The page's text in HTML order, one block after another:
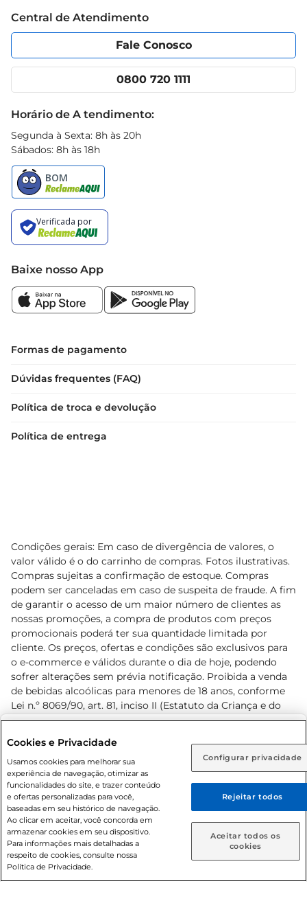
Rio de Janeiro (RJ) Goiás (GO)
Ou
Caso queira comprar online, informe como deseja receber
suas compras:
Entrega em casa Retire em Loja
Política de Privacidade
Portal do fornecedor
Cencosud Media
Código de Ética
App Prezunic
Central de Atendimento
Fale Conosco
0800 720 1111
Horário de A tendimento:
Segunda à Sexta: 8h às 20h
Sábados: 8h às 18h
Baixe nosso App
Formas de pagamento
Dúvidas frequentes (FAQ)
Política de troca e devolução
Política de entrega
Condições gerais: Em caso de divergência de valores, o
valor válido é o do carrinho de compras. Fotos ilustrativas.
Compras sujeitas a confirmação de estoque. Compras
podem ser canceladas em caso de suspeita de fraude. A fim
de garantir o acesso de um maior número de clientes as
nossas promoções, a compra de produtos com preços
promocionais poderá ter sua quantidade limitada por
cliente. Os preços, ofertas e condições são exclusivos para
o e-commerce e válidos durante o dia de hoje, podendo
sofrer alterações sem prévia notificação. Proibida a venda
de bebidas alcoólicas para menores de 18 anos, conforme
Lei n.º 8069/90, art. 81, inciso II (Estatuto da Criança e do
Adolescente). Preços e condições exclusivos para o
prévio. O valor mínimo para as compras on-line é de R$
80,00.
© 2026 Copyright. Todos os direitos
reservados Prezunic.
Cookies e Privacidade
Usamos cookies para melhorar sua
experiência de navegação, otimizar as
funcionalidades do site, e trazer conteúdo
e ofertas personalizadas para você,
baseadas em seu histórico de navegação.
Ao clicar em aceitar, você concorda em
armazenar cookies em seu dispositivo.
Para informações mais detalhadas a
respeito de cookies, consulte nossa
Política de Privacidade.
Configurar privacidade
Rejeitar todos
Aceitar todos os
cookies